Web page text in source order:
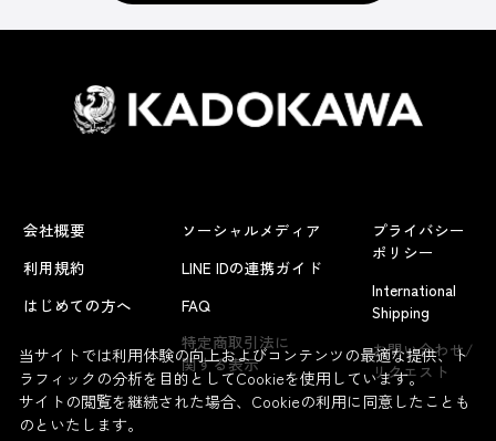
会社概要
利用規約
はじめての方へ
ソーシャルメディア
LINE IDの連携ガイド
FAQ
特定商取引法に
関する表示
プライバシー
ポリシー
International
Shipping
お問い合わせ/
リクエスト
当サイトでは利用体験の向上およびコンテンツの最適な提供、ト
ラフィックの分析を目的としてCookieを使用しています。
サイトの閲覧を継続された場合、Cookieの利用に同意したことも
のといたします。